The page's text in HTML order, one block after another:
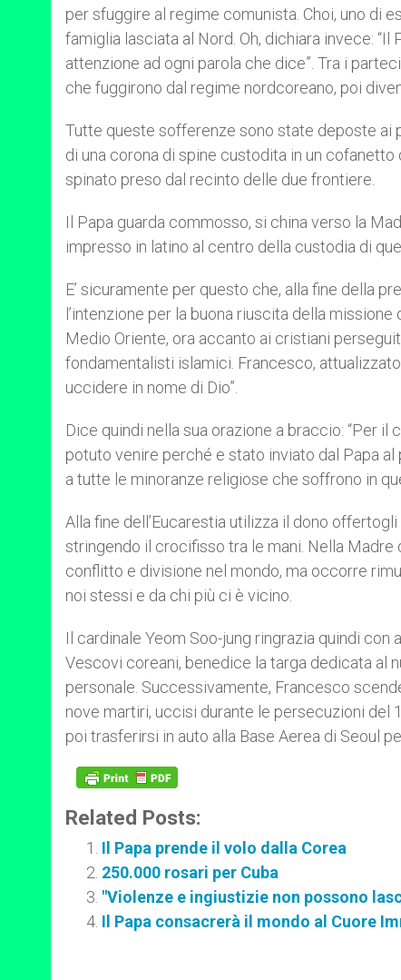
per sfuggire al regime comunista. Choi, uno di
famiglia lasciata al Nord. Oh, dichiara invece:
attenzione ad ogni parola che dice”. Tra i
che fuggirono dal regime nordcoreano, poi
Tutte queste sofferenze sono state deposte ai
di una corona di spine custodita in un
spinato preso dal recinto delle due frontiere.
Il Papa guarda commosso, si china verso la
impresso in latino al centro della custodia di
E’ sicuramente per questo che, alla fine della
l’intenzione per la buona riuscita della
Medio Oriente, ora accanto ai cristiani
fondamentalisti islamici. Francesco,
uccidere in nome di Dio”.
Dice quindi nella sua orazione a braccio: “Per
potuto venire perché e stato inviato dal Papa
a tutte le minoranze religiose che soffrono in
Alla fine dell’Eucarestia utilizza il dono
stringendo il crocifisso tra le mani. Nella Madre
conflitto e divisione nel mondo, ma occorre
noi stessi e da chi più ci è vicino.
Il cardinale Yeom Soo-jung ringrazia quindi
Vescovi coreani, benedice la targa dedicata al
personale. Successivamente, Francesco
nove martiri, uccisi durante le persecuzioni del
poi trasferirsi in auto alla Base Aerea di Seoul
Related Posts:
Il Papa prende il volo dalla Corea
250.000 rosari per Cuba
"Violenze e ingiustizie non possono
Il Papa consacrerà il mondo al Cuore